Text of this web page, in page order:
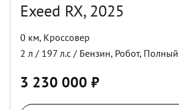
Exeed RX, 2025
0 км, Кроссовер
2 л / 197 л.с / Бензин, Робот, Полный
3 230 000 ₽